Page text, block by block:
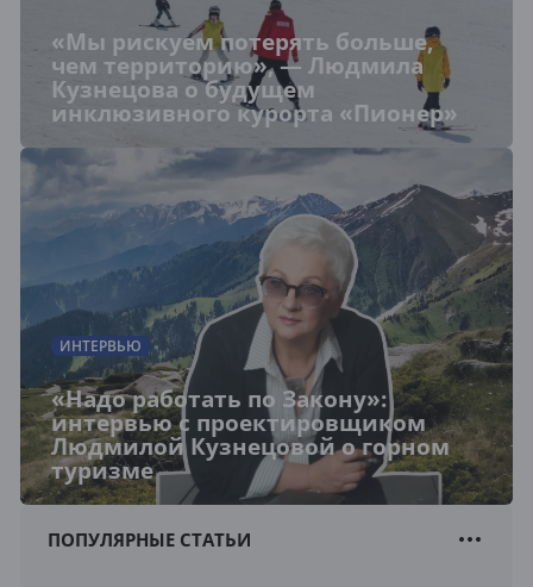
«Мы рискуем потерять больше,
чем территорию», — Людмила
Кузнецова о будущем
инклюзивного курорта «Пионер»
ИНТЕРВЬЮ
«Надо работать по Закону»:
интервью с проектировщиком
Людмилой Кузнецовой о горном
туризме
ПОПУЛЯРНЫЕ СТАТЬИ